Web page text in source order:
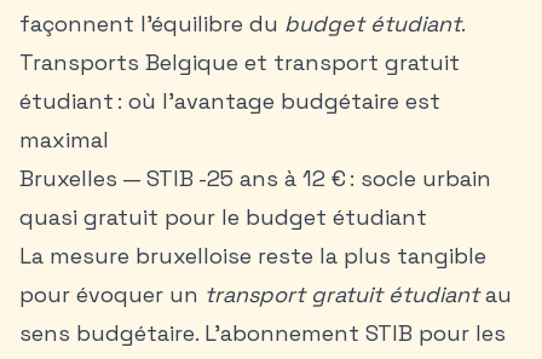
façonnent l’équilibre du budget étudiant.
Transports Belgique et transport gratuit
étudiant : où l’avantage budgétaire est
maximal
Bruxelles — STIB -25 ans à 12 € : socle urbain
quasi gratuit pour le budget étudiant
La mesure bruxelloise reste la plus tangible
pour évoquer un transport gratuit étudiantau
sens budgétaire. L’abonnement STIB pour les